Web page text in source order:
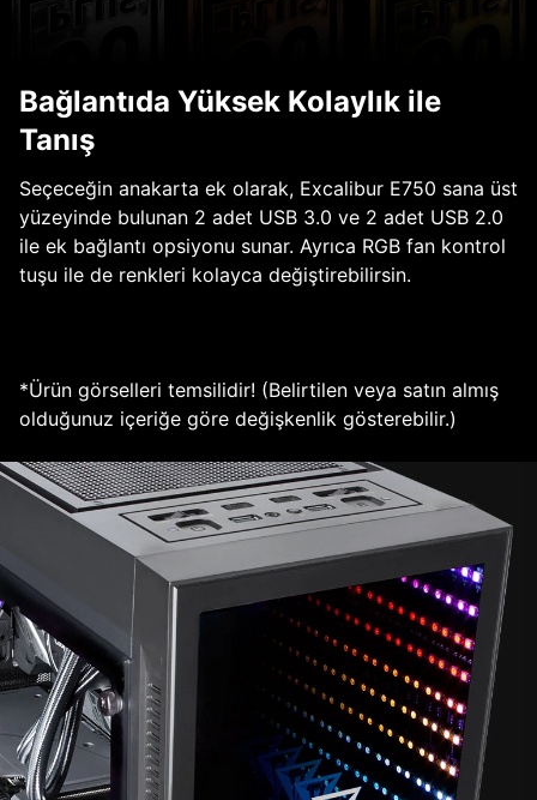
Bağlantıda Yüksek Kolaylık ile
Tanış
Seçeceğin anakarta ek olarak, Excalibur E750 sana üst
yüzeyinde bulunan 2 adet USB 3.0 ve 2 adet USB 2.0
ile ek bağlantı opsiyonu sunar. Ayrıca RGB fan kontrol
tuşu ile de renkleri kolayca değiştirebilirsin.
*Ürün görselleri temsilidir! (Belirtilen veya satın almış
olduğunuz içeriğe göre değişkenlik gösterebilir.)